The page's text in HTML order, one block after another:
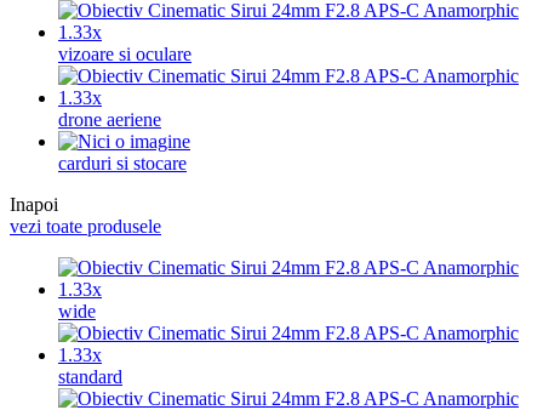
vizoare si oculare
drone aeriene
carduri si stocare
Inapoi
vezi toate produsele
wide
standard